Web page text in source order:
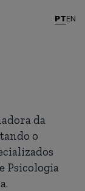
PTEN
da
o
Psicologia